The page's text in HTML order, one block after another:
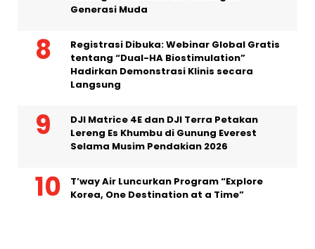
Generasi Muda
Registrasi Dibuka: Webinar Global Gratis
tentang “Dual-HA Biostimulation”
Hadirkan Demonstrasi Klinis secara
Langsung
DJI Matrice 4E dan DJI Terra Petakan
Lereng Es Khumbu di Gunung Everest
Selama Musim Pendakian 2026
T’way Air Luncurkan Program “Explore
Korea, One Destination at a Time”